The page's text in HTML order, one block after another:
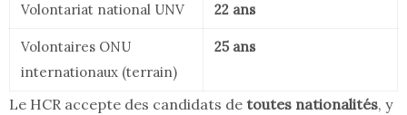
Volontariat national UNV 22 ans
Volontaires ONU
internationaux (terrain)
25 ans
Le HCR accepte des candidats de toutes nationalités, y